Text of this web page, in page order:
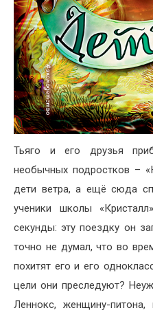
Тьяго и его друзья
необычных подростков –
дети ветра, а ещё сюда
ученики школы
секунды: эту поездку он
точно не думал, что во
похитят его и его
цели они преследуют?
Леннокс, женщину-питона,